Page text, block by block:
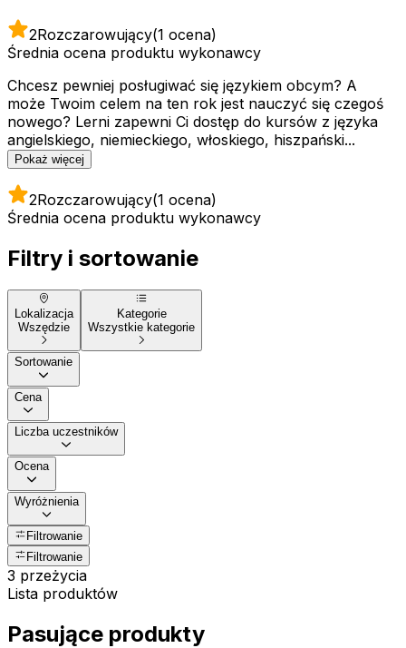
2Rozczarowujący(1 ocena)
Średnia ocena produktu wykonawcy
Chcesz pewniej posługiwać się językiem obcym? A
może Twoim celem na ten rok jest nauczyć się czegoś
nowego? Lerni zapewni Ci dostęp do kursów z języka
angielskiego, niemieckiego, włoskiego, hiszpański...
Pokaż więcej
2Rozczarowujący(1 ocena)
Średnia ocena produktu wykonawcy
Filtry i sortowanie
Lokalizacja
Wszędzie
Kategorie
Wszystkie kategorie
Sortowanie
Cena
Liczba uczestników
Ocena
Wyróżnienia
Filtrowanie
Filtrowanie
3 przeżycia
Lista produktów
Pasujące produkty